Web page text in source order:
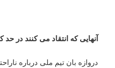
آنهایی که انتقاد می کنند در
دروازه بان تیم ملی درباره